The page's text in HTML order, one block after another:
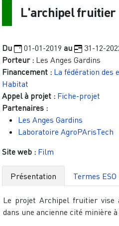
L'archipel fruitier
Du 01-01-2019 au
31-12-
Porteur : Les Anges Gardins
Financement : La fédération des
Habitat
Appel à projet : Fiche-projet
Partenaires :
Les Anges Gardins
Laboratoire AgroPArisTech
Site web : Film
Présentation Termes ESO
Le projet Archipel fruitier vise
dans une ancienne cité minière à